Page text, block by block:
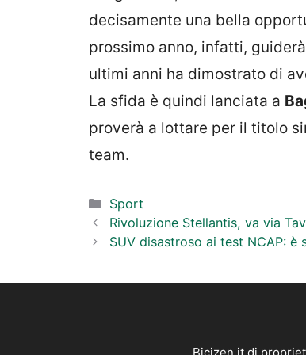
decisamente una bella
prossimo anno, infatti,
ultimi anni ha dimostrato di
La sfida è quindi lanciata a
proverà a lottare per il titolo
team.
Categorie
Sport
Rivoluzione Stellantis, va via
SUV disastroso ai test NCAP: